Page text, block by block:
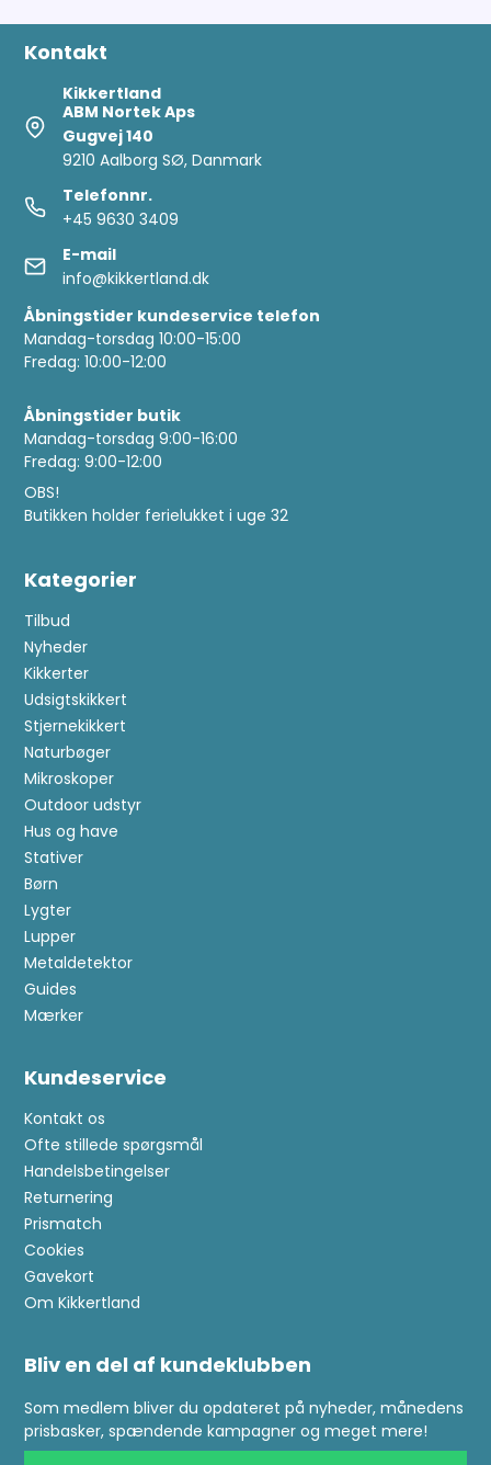
Kontakt
Kikkertland
ABM Nortek Aps
Gugvej 140
9210 Aalborg SØ, Danmark
Telefonnr.
+45 9630 3409
E-mail
info@kikkertland.dk
Åbningstider kundeservice telefon
Mandag-torsdag 10:00-15:00
Fredag: 10:00-12:00
Åbningstider butik
Mandag-torsdag 9:00-16:00
Fredag: 9:00-12:00
OBS!
Butikken holder ferielukket i uge 32
Kategorier
Tilbud
Nyheder
Kikkerter
Udsigtskikkert
Stjernekikkert
Naturbøger
Mikroskoper
Outdoor udstyr
Hus og have
Stativer
Børn
Lygter
Lupper
Metaldetektor
Guides
Mærker
Kundeservice
Kontakt os
Ofte stillede spørgsmål
Handelsbetingelser
Returnering
Prismatch
Cookies
Gavekort
Om Kikkertland
Bliv en del af kundeklubben
Som medlem bliver du opdateret på nyheder, månedens
prisbasker, spændende kampagner og meget mere!